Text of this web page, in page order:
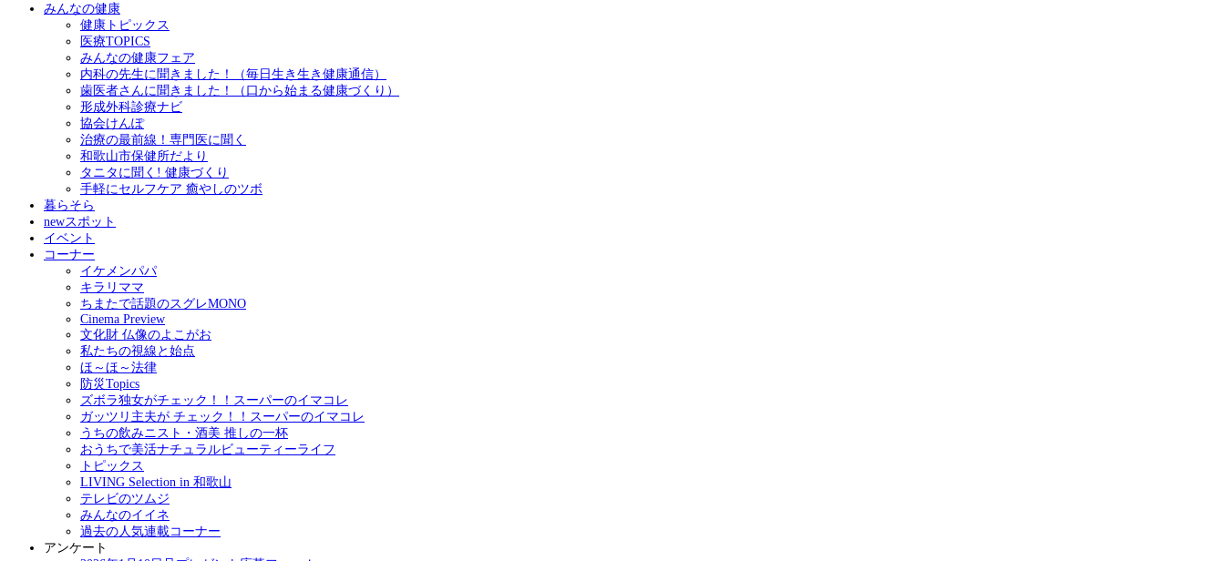
みんなの健康
健康トピックス
医療TOPICS
みんなの健康フェア
内科の先生に聞きました！（毎日生き生き健康通信）
歯医者さんに聞きました！（口から始まる健康づくり）
形成外科診療ナビ
協会けんぽ
治療の最前線！専門医に聞く
和歌山市保健所だより
タニタに聞く! 健康づくり
手軽にセルフケア 癒やしのツボ
暮らそら
newスポット
イベント
コーナー
イケメンパパ
キラリママ
ちまたで話題のスグレMONO
Cinema Preview
文化財 仏像のよこがお
私たちの視線と始点
ほ～ほ～法律
防災Topics
ズボラ独女がチェック！！スーパーのイマコレ
ガッツリ主夫が チェック！！スーパーのイマコレ
うちの飲みニスト・酒美 推しの一杯
おうちで美活ナチュラルビューティーライフ
トピックス
LIVING Selection in 和歌山
テレビのツムジ
みんなのイイネ
過去の人気連載コーナー
アンケート